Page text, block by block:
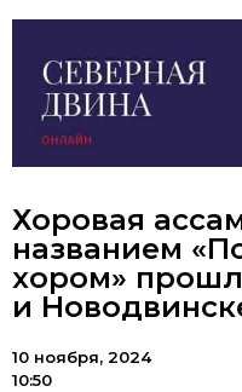
Хоровая
названием
хором»
и
10 ноября, 2024
10:50